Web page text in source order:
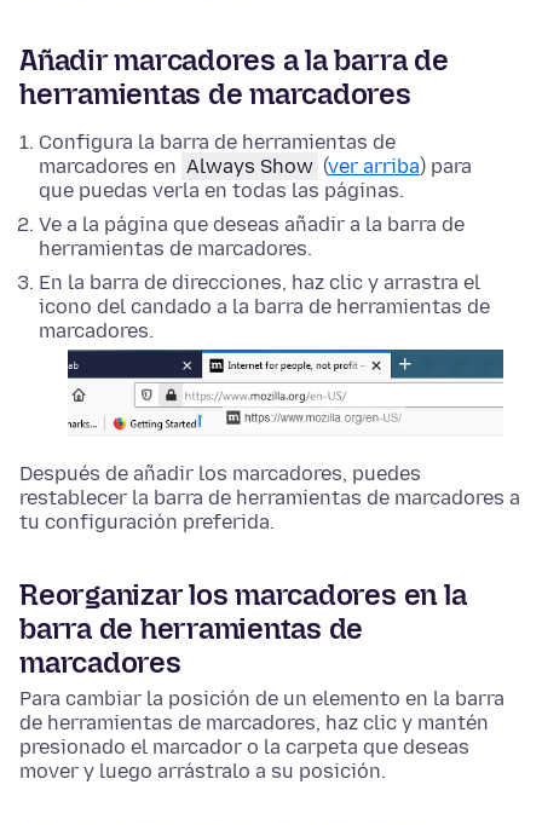
Añadir marcadores a la barra de
herramientas de marcadores
Configura la barra de herramientas de
marcadores en Always Show (ver arriba) para
que puedas verla en todas las páginas.
Ve a la página que deseas añadir a la barra de
herramientas de marcadores.
En la barra de direcciones, haz clic y arrastra el
icono del candado a la barra de herramientas de
marcadores.
Después de añadir los marcadores, puedes
restablecer la barra de herramientas de marcadores a
tu configuración preferida.
Reorganizar los marcadores en la
barra de herramientas de
marcadores
Para cambiar la posición de un elemento en la barra
de herramientas de marcadores, haz clic y mantén
presionado el marcador o la carpeta que deseas
mover y luego arrástralo a su posición.